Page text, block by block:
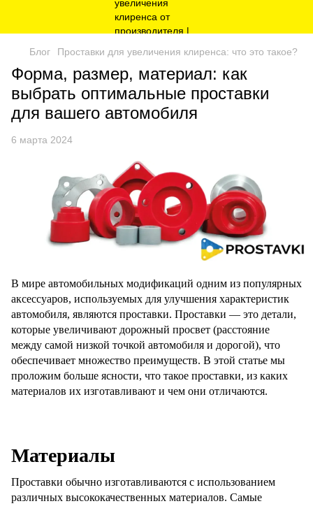
Блог Проставки для увеличения клиренса: что это такое?
Форма, размер, материал: как
выбрать оптимальные проставки
для вашего автомобиля
6 марта 2024
В мире автомобильных модификаций одним из популярных
аксессуаров, используемых для улучшения характеристик
автомобиля, являются проставки. Проставки — это детали,
которые увеличивают дорожный просвет (расстояние
между самой низкой точкой автомобиля и дорогой), что
обеспечивает множество преимуществ. В этой статье мы
проложим больше ясности, что такое проставки, из каких
материалов их изготавливают и чем они отличаются.
Материалы
Проставки обычно изготавливаются с использованием
различных высококачественных материалов. Самые